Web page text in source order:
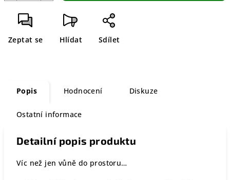
Zeptat se Hlídat Sdílet
Popis Hodnocení Diskuze
Ostatní informace
Detailní popis produktu
Víc než jen vůně do prostoru…